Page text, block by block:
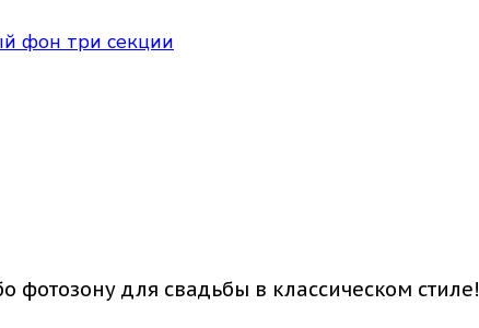
фон три секции
для свадьбы в классическом стиле!